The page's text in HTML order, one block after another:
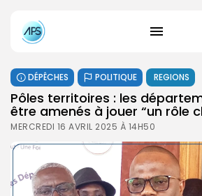
DÉPÊCHES POLITIQUE REGIONS
Pôles territoires : les
être amenés à jouer “un rôle
MERCREDI 16 AVRIL 2025 À 14H50